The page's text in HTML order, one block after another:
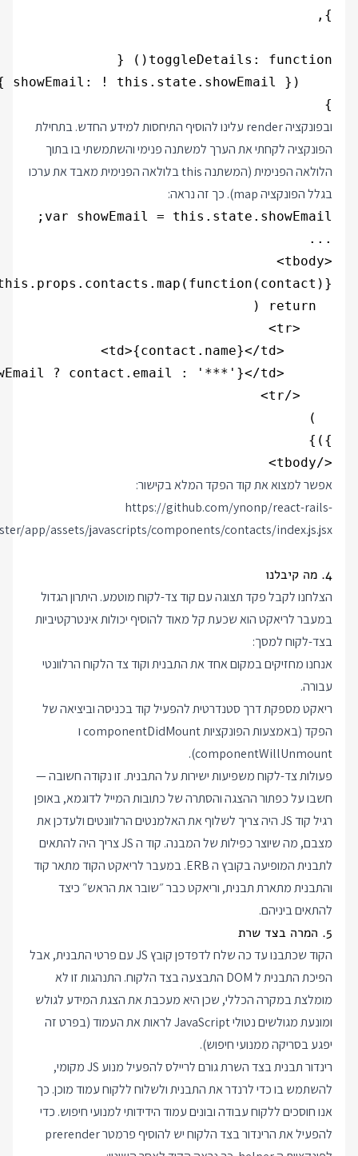
}
ובפונקציה render עלינו להוסיף התיחסות למידע החדש. בתחילת
הפונקציה לקחתי את הערך למשתנה פנימי והשתמשתי בו בתוך
הלולאה הפנימית (המשתנה this בלולאה הפנימית מאבד את ערכו
בגלל הפונקציה map). כך זה נראה:
</tbody>
אפשר למצוא את קוד הפקד המלא בקישור:
https://github.com/ynonp/react-rails-
app/assets/javascripts/components/contacts/index.js.jsx
4. מה קיבלנו
הצלחנו לקבל פקד תצוגה עם קוד צד-לקוח מוטמע. היתרון הגדול
במעבר לריאקט הוא שכעת קל מאוד להוסיף יכולות אינטרקטיביות
בצד-לקוח למסך:
אנחנו מחזיקים במקום אחד את התבנית וקוד צד הלקוח הרלוונטי
עבורה.
ריאקט מספקת דרך סטנדרטית להפעיל קוד בכניסה וביציאה של
הפקד (באמצעות הפונקציות componentDidMount ו
componentWillUnmount).
פעולות צד-לקוח משפיעות ישירות על התבנית. זו נקודה חשובה —
חשבו על כפתור ההצגה והסתרה של כתובות המייל לדוגמא, באופן
רגיל קוד JS היה צריך לשלוף את האלמנטים הרלוונטים ולעדכן את
מצבם, מה שיוצר כפילות של המבנה. קוד ה JS צריך היה להתאים
לתבנית המופיעה בקובץ ה ERB. במעבר לריאקט הקוד מתאר קוד
והתבנית מתארת תבנית, וריאקט כבר ״שובר את הראש״ כיצד
להתאים ביניהם.
5. המרה בצד שרת
הקוד שכתבנו עד כה שלח לדפדפן קובץ JS עם פרטי התבנית, אבל
הפיכת התבנית ל DOM התבצעה בצד הלקוח. התנהגות זו לא
מומלצת במקרה הכללי, שכן היא מעכבת את הצגת המידע לגולש
ומונעת מגולשים נטולי JavaScript לראות את העמוד (בפרט זה
יפגע בסריקה ממנועי חיפוש).
רינדור תבנית בצד השרת גורם לריילס להפעיל מנוע JS מקומי,
להשתמש בו כדי לרנדר את התבנית ולשלוח ללקוח עמוד מוכן. כך
אנו חוסכים ללקוח עבודה ובונים עמוד הידידותי למנועי חיפוש. כדי
להפעיל את הרינדור בצד הלקוח יש להוסיף פרמטר prerender